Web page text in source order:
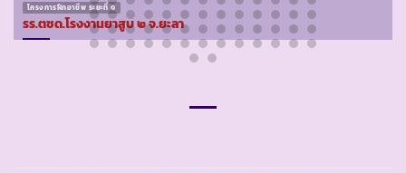
โครงการฝึกอาชีพ ระยะที่ ๑
รร.ตชด.โรงงานยาสูบ ๒ จ.ยะลา